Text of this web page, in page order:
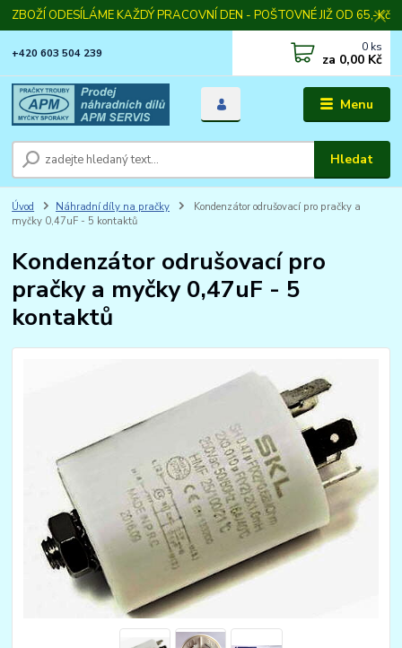
ZBOŽÍ ODESÍLÁME KAŽDÝ PRACOVNÍ DEN - POŠTOVNÉ JIŽ OD 65,-Kč
Menu
Hledat
+420 603 504 239 0 ks
za 0,00 Kč
Úvod Náhradní díly na pračky
Kondenzátor odrušovací pro pračky a
myčky 0,47uF - 5 kontaktů
Kondenzátor odrušovací pro
pračky a myčky 0,47uF - 5
kontaktů